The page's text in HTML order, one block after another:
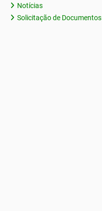
Notícias
Solicitação de Documentos